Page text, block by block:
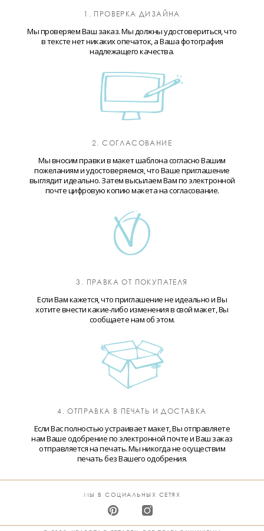
1. ПРОВЕРКА ДИЗАЙНА
Мы проверяем Ваш заказ. Мы должны удостовериться, что
в тексте нет никаких опечаток, а Ваша фотография
надлежащего качества.
2. СОГЛАСОВАНИЕ
Мы вносим правки в макет шаблона согласно Вашим
пожеланиям и удостоверяемся, что Ваше приглашение
выглядит идеально. Затем высылаем Вам по электронной
почте цифровую копию макета на согласование.
3. ПРАВКА ОТ ПОКУПАТЕЛЯ
Если Вам кажется, что приглашение не идеально и Вы
хотите внести какие-либо изменения в свой макет, Вы
сообщаете нам об этом.
4. ОТПРАВКА В ПЕЧАТЬ И ДОСТАВКА
Если Вас полностью устраивает макет, Вы отправляете
нам Ваше одобрение по электронной почте и Ваш заказ
отправляется на печать. Мы никогда не осуществим
печать без Вашего одобрения.
МЫ В СОЦИАЛЬНЫХ СЕТЯХ